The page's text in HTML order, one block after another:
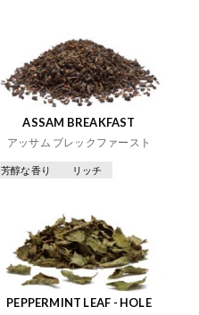
ASSAM BREAKFAST
アッサム ブレックファースト
芳醇な香り リッチ
PEPPERMINT LEAF - HOLE